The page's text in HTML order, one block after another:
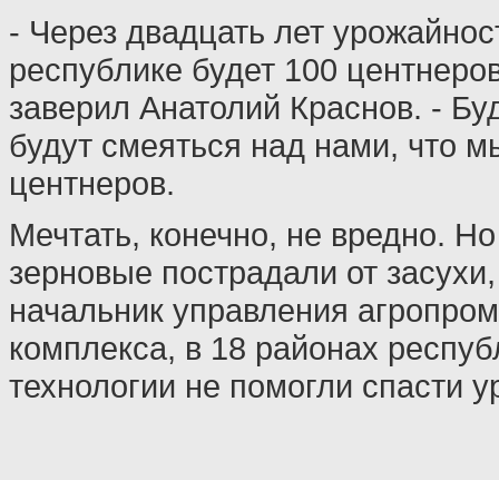
- Через двадцать лет
республике будет 100
заверил Анатолий Краснов. -
будут смеяться над нами, что
центнеров.
Мечтать, конечно, не вредно.
зерновые пострадали от
начальник управления
комплекса, в 18 районах
технологии не помогли спасти